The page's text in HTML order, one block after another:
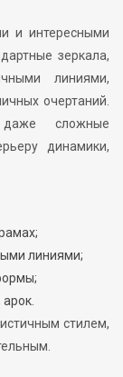
и интересными
зеркала,
линиями,
очертаний.
сложные
динамики,
линиями;
стилем,